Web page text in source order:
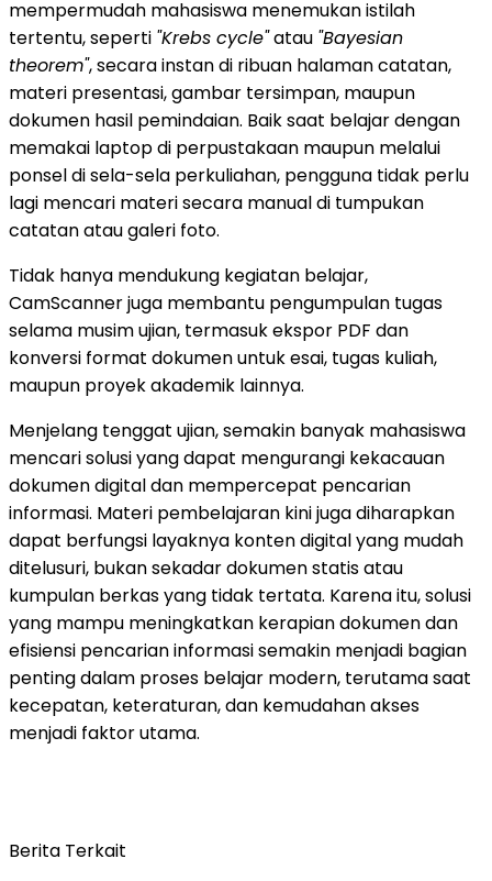
mempermudah mahasiswa menemukan istilah
tertentu, seperti "Krebs cycle"atau "Bayesian
theorem", secara instan di ribuan halaman catatan,
materi presentasi, gambar tersimpan, maupun
dokumen hasil pemindaian. Baik saat belajar dengan
memakai laptop di perpustakaan maupun melalui
ponsel di sela-sela perkuliahan, pengguna tidak perlu
lagi mencari materi secara manual di tumpukan
catatan atau galeri foto.
Tidak hanya mendukung kegiatan belajar,
CamScanner juga membantu pengumpulan tugas
selama musim ujian, termasuk ekspor PDF dan
konversi format dokumen untuk esai, tugas kuliah,
maupun proyek akademik lainnya.
Menjelang tenggat ujian, semakin banyak mahasiswa
mencari solusi yang dapat mengurangi kekacauan
dokumen digital dan mempercepat pencarian
informasi. Materi pembelajaran kini juga diharapkan
dapat berfungsi layaknya konten digital yang mudah
ditelusuri, bukan sekadar dokumen statis atau
kumpulan berkas yang tidak tertata. Karena itu, solusi
yang mampu meningkatkan kerapian dokumen dan
efisiensi pencarian informasi semakin menjadi bagian
penting dalam proses belajar modern, terutama saat
kecepatan, keteraturan, dan kemudahan akses
menjadi faktor utama.
Berita Terkait